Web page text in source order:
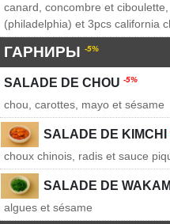
canard, concombre et
(philadelphia) et 3pcs california
ГАРНИРЫ -5%
SALADE DE CHOU -5%
chou, carottes, mayo et sésame
SALADE DE KIMCHI
choux chinois, radis et sauce
SALADE DE
algues et sésame